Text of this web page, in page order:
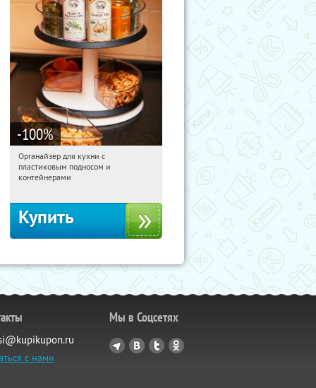
-100%
10:53:12 Получили:
Россия
Органайзер для кухни с
пластиковым подносом и
контейнерами
Купить
с нами
Мы в Соцсетях